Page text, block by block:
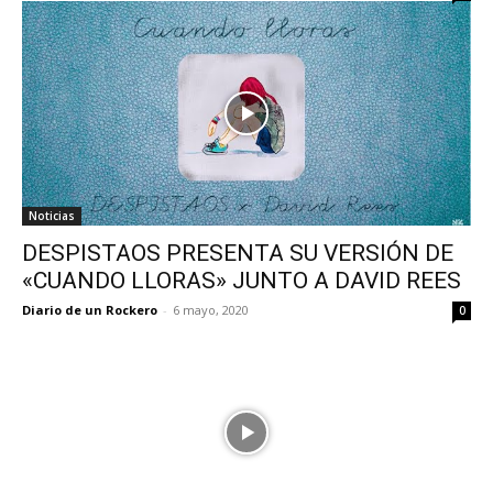
Noticias
DESPISTAOS PRESENTA SU VERSIÓN DE
«CUANDO LLORAS» JUNTO A DAVID REES
Diario de un Rockero - 6 mayo, 2020 0